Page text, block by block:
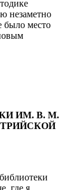
незаметно
было место
ИМ. В. М.